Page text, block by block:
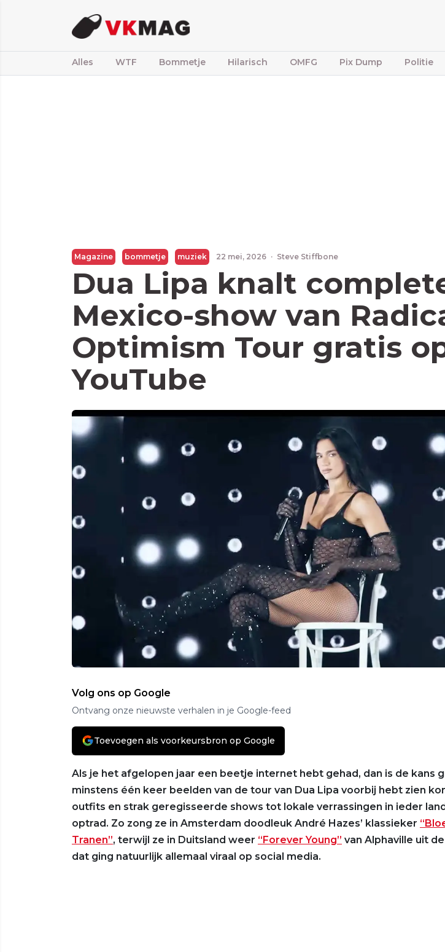
Alles WTF Bommetje Hilarisch OMFG Pix Dump Politie
Magazine bommetje muziek 22 mei, 2026 · Steve Stiffbone
Dua Lipa knalt
Mexico-show van
Optimism Tour gratis
YouTube
Volg ons op Google
Ontvang onze nieuwste verhalen in je Google-feed
Toevoegen als voorkeursbron op Google
Als je het afgelopen jaar een beetje internet hebt gehad, dan is de kans
minstens één keer beelden van de tour van Dua Lipa voorbij hebt zien
outfits en strak geregisseerde shows tot lokale verrassingen in ieder
optrad. Zo zong ze in Amsterdam doodleuk André Hazes’ klassieker
Tranen”, terwijl ze in Duitsland weer “Forever Young” van Alphaville uit
dat ging natuurlijk allemaal viraal op social media.